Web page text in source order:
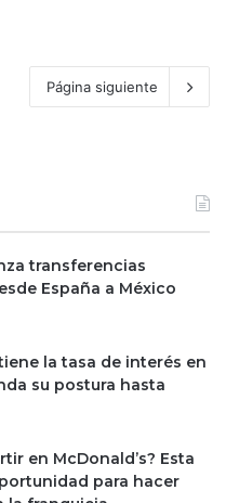
Página siguiente
transferencias
España a México
la tasa de interés en
su postura hasta
en McDonald’s? Esta
para hacer